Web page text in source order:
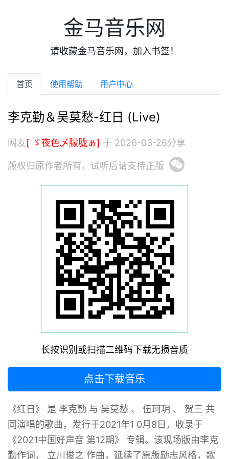
金马音乐网
请收藏金马音乐网，加入书签！
首页 使用帮助 用户中心
李克勤＆吴莫愁-红日 (Live)
网友[ ゞ夜色乄朦胧ぁ] 于 2026-03-26分享
版权归原作者所有，试听后请支持正版
长按识别或扫描二维码下载无损音质
点击下载音乐
《红日》 是 李克勤 与 吴莫愁 、 伍珂玥 、 贺三 共
同演唱的歌曲，发行于2021年1 0月8日，收录于
《2021中国好声音 第12期》 专辑。该现场版由李克
勤作词， 立川俊之 作曲，延续了原版励志风格，歌